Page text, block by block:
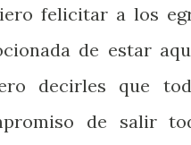
felicitar a los
de estar
decirles que
de salir